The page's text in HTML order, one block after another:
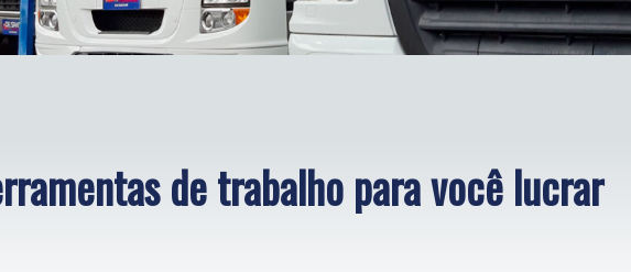
de trabalho para você lucrar